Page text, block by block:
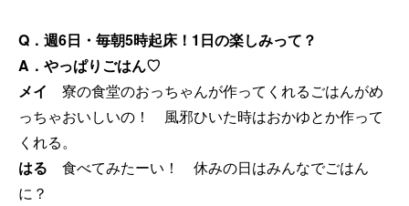
Q．週6日・毎朝5時起床！1日の楽しみって？
A．やっぱりごはん♡
メイ 寮の食堂のおっちゃんが作ってくれるごはんがめ
っちゃおいしいの！ 風邪ひいた時はおかゆとか作って
くれる。
はる 食べてみたーい！ 休みの日はみんなでごはん
に？